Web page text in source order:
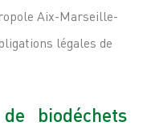
Aix-Marseille-
légales de
biodéchets